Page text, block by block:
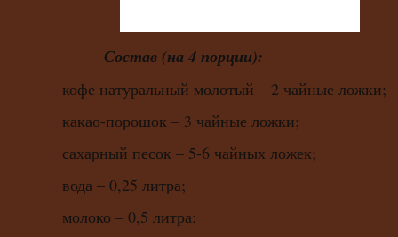
Состав (на 4 порции):
кофе натуральный молотый – 2 чайные ложки;
какао-порошок – 3 чайные ложки;
сахарный песок – 5-6 чайных ложек;
вода – 0,25 литра;
молоко – 0,5 литра;